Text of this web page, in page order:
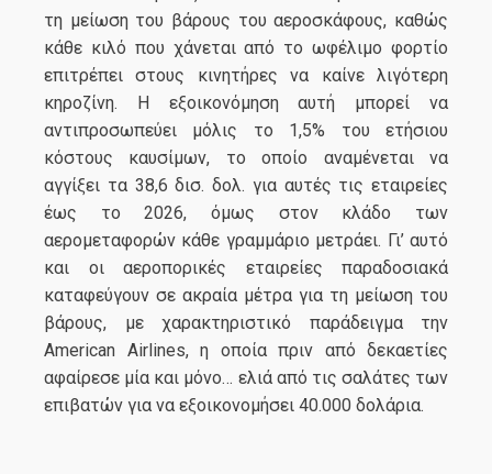
τη μείωση του βάρους του αεροσκάφους, καθώς
κάθε κιλό που χάνεται από το ωφέλιμο φορτίο
επιτρέπει στους κινητήρες να καίνε λιγότερη
κηροζίνη. Η εξοικονόμηση αυτή μπορεί να
αντιπροσωπεύει μόλις το 1,5% του ετήσιου
κόστους καυσίμων, το οποίο αναμένεται να
αγγίξει τα 38,6 δισ. δολ. για αυτές τις εταιρείες
έως το 2026, όμως στον κλάδο των
αερομεταφορών κάθε γραμμάριο μετράει. Γι’ αυτό
και οι αεροπορικές εταιρείες παραδοσιακά
καταφεύγουν σε ακραία μέτρα για τη μείωση του
βάρους, με χαρακτηριστικό παράδειγμα την
American Airlines, η οποία πριν από δεκαετίες
αφαίρεσε μία και μόνο… ελιά από τις σαλάτες των
επιβατών για να εξοικονομήσει 40.000 δολάρια.